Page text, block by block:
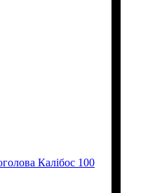
Калібос 100